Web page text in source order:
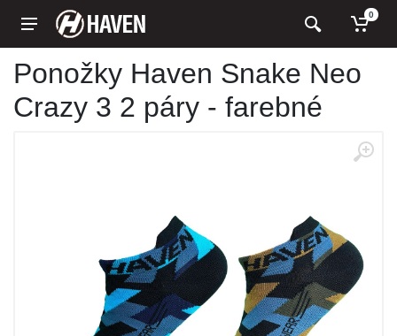
0
Ponožky Haven Snake Neo
Crazy 3 2 páry - farebné